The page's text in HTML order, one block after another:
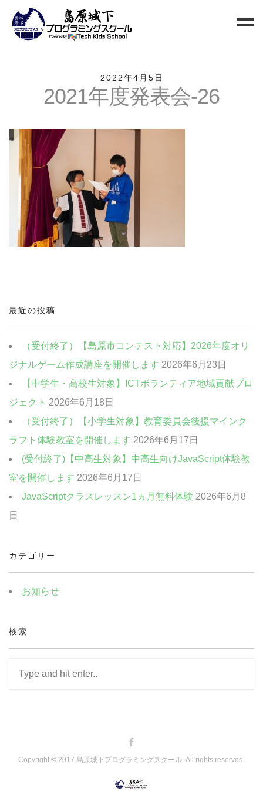
お問い合わせ
クラス
小中高校生向けクラス
QUREO初級クラス
QUREO中級クラス
電子工作部
2022年4月5日
2021年度発表会-26
最近の投稿
（受付終了）【島原市コンテスト対応】2026年度オリ
ジナルゲーム作成講座を開催します 2026年6月23日
【中学生・高校生対象】ICTボランティア地域貢献プロ
ジェクト 2026年6月18日
（受付終了）【小学生対象】教育委員会後援マインク
ラフト体験教室を開催します 2026年6月17日
(受付終了)【中高生対象】中高生向けJavaScript体験教
室を開催します 2026年6月17日
JavaScriptクラスレッスン1ヵ月無料体験 2026年6月8
日
カテゴリー
お知らせ
検索
Copyright © 2017 島原城下プログラミングスクール. All rights reserved.